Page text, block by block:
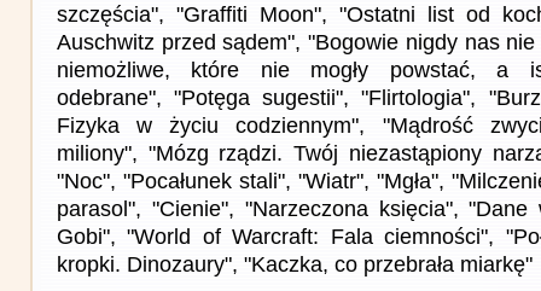
szczęścia", "Graffiti Moon", "Ostatni list od
Auschwitz przed sądem", "Bogowie nigdy nas
niemożliwe, które nie mogły powstać, a
odebrane", "Potęga sugestii", "Flirtologia",
Fizyka w życiu codziennym", "Mądrość
miliony", "Mózg rządzi. Twój niezastąpiony
"Noc", "Pocałunek stali", "Wiatr", "Mgła",
parasol", "Cienie", "Narzeczona księcia", "Dane
Gobi", "World of Warcraft: Fala ciemności",
kropki. Dinozaury", "Kaczka, co przebrała miarkę"